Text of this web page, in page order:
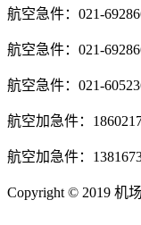
航空急件：021-
航空急件：021-
航空急件：021-
航空加急件：
航空加急件：
Copyright © 2019 机